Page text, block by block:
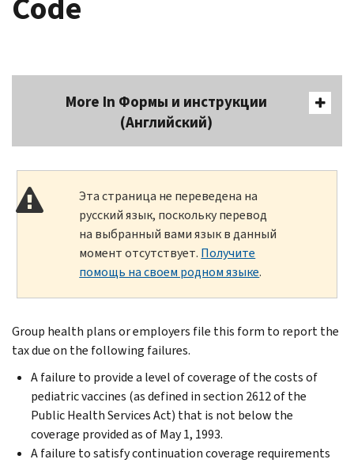
More In Формы и инструкции
(Английский)
Эта страница не переведена на
русский язык, поскольку перевод
на выбранный вами язык в данный
момент отсутствует. Получите
помощь на своем родном языке.
Group health plans or employers file this form to report the
tax due on the following failures.
A failure to provide a level of coverage of the costs of
pediatric vaccines (as defined in section 2612 of the
Public Health Services Act) that is not below the
coverage provided as of May 1, 1993.
A failure to satisfy continuation coverage requirements